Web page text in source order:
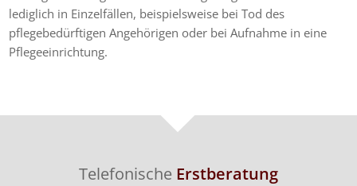
lediglich in Einzelfällen, beispielsweise bei Tod des
pflegebedürftigen Angehörigen oder bei Aufnahme in eine
Pflegeeinrichtung.
Telefonische Erstberatung